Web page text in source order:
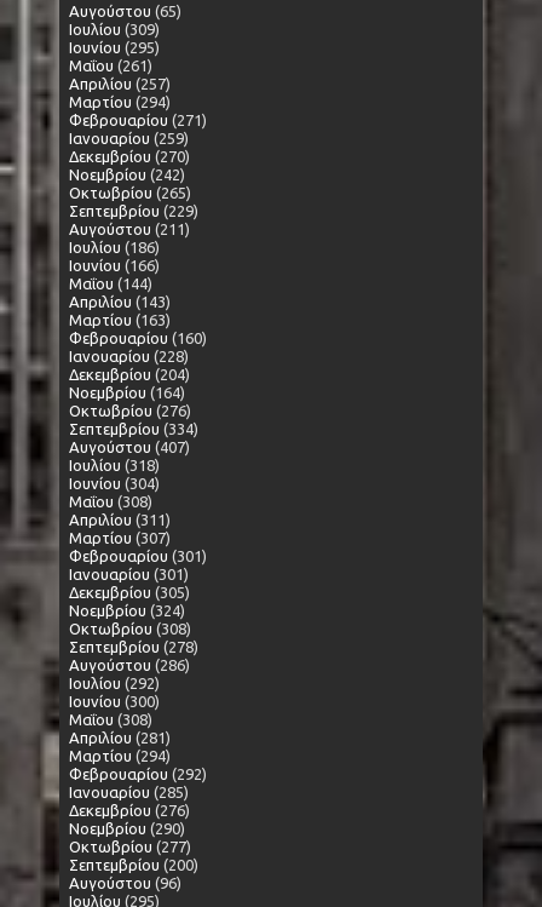
Αυγούστου (65)
Ιουλίου (309)
Ιουνίου (295)
Μαΐου (261)
Απριλίου (257)
Μαρτίου (294)
Φεβρουαρίου (271)
Ιανουαρίου (259)
Δεκεμβρίου (270)
Νοεμβρίου (242)
Οκτωβρίου (265)
Σεπτεμβρίου (229)
Αυγούστου (211)
Ιουλίου (186)
Ιουνίου (166)
Μαΐου (144)
Απριλίου (143)
Μαρτίου (163)
Φεβρουαρίου (160)
Ιανουαρίου (228)
Δεκεμβρίου (204)
Νοεμβρίου (164)
Οκτωβρίου (276)
Σεπτεμβρίου (334)
Αυγούστου (407)
Ιουλίου (318)
Ιουνίου (304)
Μαΐου (308)
Απριλίου (311)
Μαρτίου (307)
Φεβρουαρίου (301)
Ιανουαρίου (301)
Δεκεμβρίου (305)
Νοεμβρίου (324)
Οκτωβρίου (308)
Σεπτεμβρίου (278)
Αυγούστου (286)
Ιουλίου (292)
Ιουνίου (300)
Μαΐου (308)
Απριλίου (281)
Μαρτίου (294)
Φεβρουαρίου (292)
Ιανουαρίου (285)
Δεκεμβρίου (276)
Νοεμβρίου (290)
Οκτωβρίου (277)
Σεπτεμβρίου (200)
Αυγούστου (96)
Ιουλίου (295)